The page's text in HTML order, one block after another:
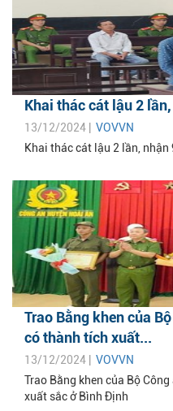
Khai thác cát lậu 2
13/12/2024 | VOVVN
Khai thác cát lậu 2 lần,
Trao Bằng khen của
có thành tích xuất...
13/12/2024 | VOVVN
Trao Bằng khen của Bộ
xuất sắc ở Bình Định